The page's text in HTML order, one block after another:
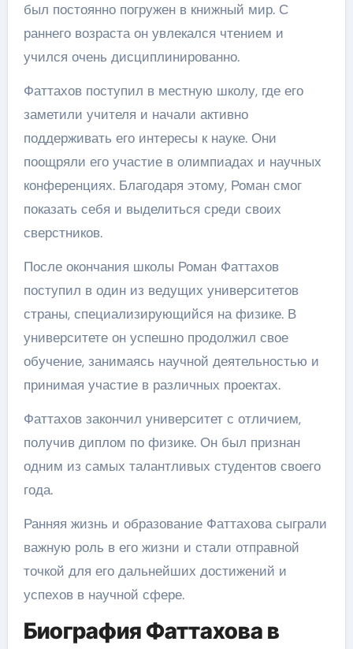
был постоянно погружен в книжный мир. С
раннего возраста он увлекался чтением и
учился очень дисциплинированно.
Фаттахов поступил в местную школу, где его
заметили учителя и начали активно
поддерживать его интересы к науке. Они
поощряли его участие в олимпиадах и научных
конференциях. Благодаря этому, Роман смог
показать себя и выделиться среди своих
сверстников.
После окончания школы Роман Фаттахов
поступил в один из ведущих университетов
страны, специализирующийся на физике. В
университете он успешно продолжил свое
обучение, занимаясь научной деятельностью и
принимая участие в различных проектах.
Фаттахов закончил университет с отличием,
получив диплом по физике. Он был признан
одним из самых талантливых студентов своего
года.
Ранняя жизнь и образование Фаттахова сыграли
важную роль в его жизни и стали отправной
точкой для его дальнейших достижений и
успехов в научной сфере.
Биография Фаттахова в